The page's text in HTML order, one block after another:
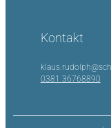
Kontakt
0381 36768890